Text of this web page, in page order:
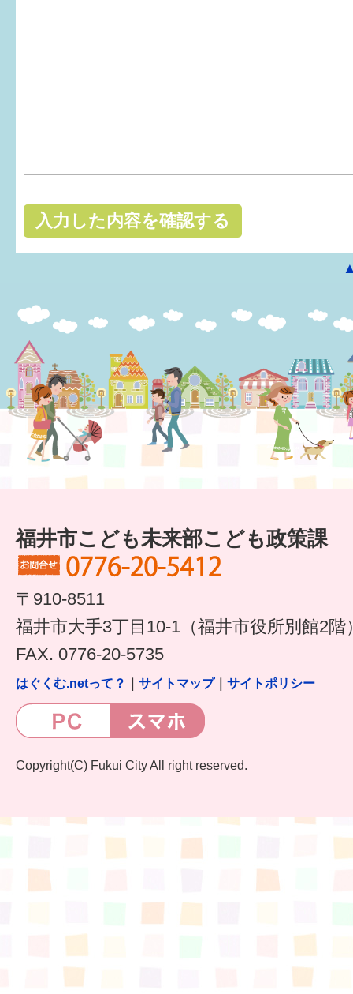
福井市こども未来部こども政策課
〒910-8511
福井市大手3丁目10-1（福井市役所別館2階
FAX. 0776-20-5735
はぐくむ.netって？ サイトマップ｜ サイトポリシー
Copyright(C) Fukui City All right reserved.